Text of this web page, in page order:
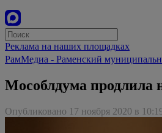
Реклама на наших площадках
РамМедиа - Раменский
Мособлдума продлила
Опубликовано 17 ноября 2020 в